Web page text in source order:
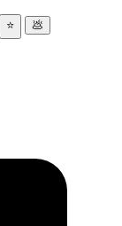
⭐ 💩